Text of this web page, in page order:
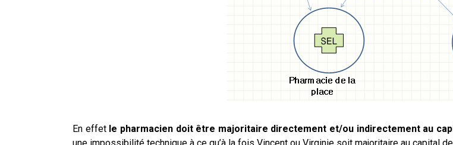
En effet le pharmacien doit être majoritaire directement et/ou indirectement au